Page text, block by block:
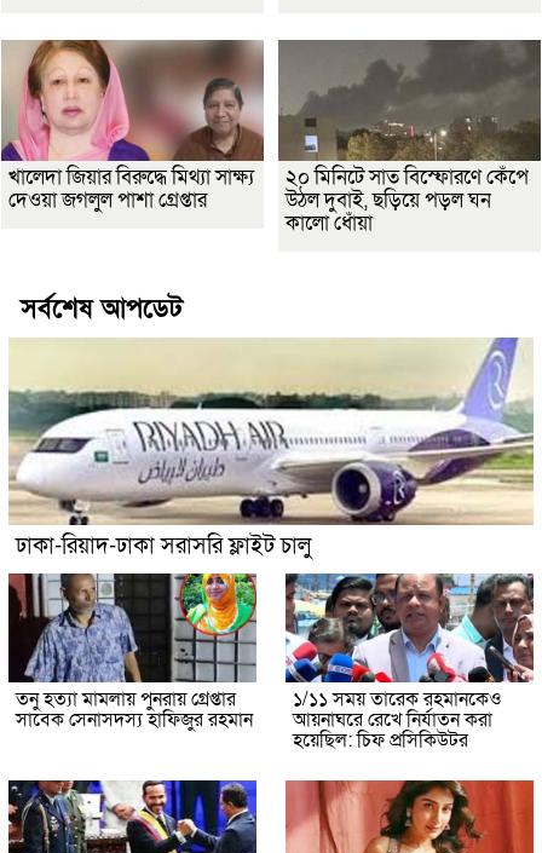
খালেদা জিয়ার বিরুদ্ধে মিথ্যা সাক্ষ্য
দেওয়া জগলুল পাশা গ্রেপ্তার
২০ মিনিটে সাত বিস্ফোরণে কেঁপে
উঠল দুবাই, ছড়িয়ে পড়ল ঘন
কালো ধোঁয়া
সর্বশেষ আপডেট
ঢাকা-রিয়াদ-ঢাকা সরাসরি ফ্লাইট চালু
তনু হত্যা মামলায় পুনরায় গ্রেপ্তার
সাবেক সেনাসদস্য হাফিজুর রহমান
১/১১ সময় তারেক রহমানকেও
আয়নাঘরে রেখে নির্যাতন করা
হয়েছিল: চিফ প্রসিকিউটর